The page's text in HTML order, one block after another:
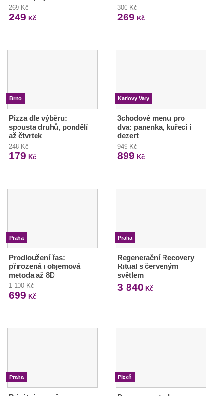
269 Kč
249 Kč
300 Kč
269 Kč
Brno
Pizza dle výběru:
spousta druhů, pondělí
až čtvrtek
248 Kč
179 Kč
Karlovy Vary
3chodové menu pro
dva: panenka, kuřecí i
dezert
949 Kč
899 Kč
Praha
Prodloužení řas:
přirozená i objemová
metoda až 8D
1 100 Kč
699 Kč
Praha
Regenerační Recovery
Ritual s červeným
světlem
3 840 Kč
Praha Plzeň